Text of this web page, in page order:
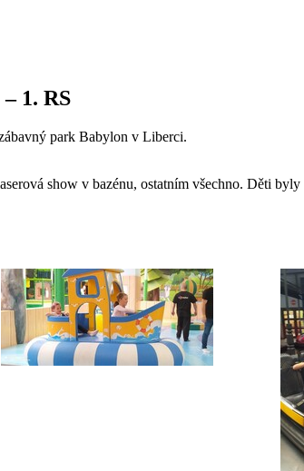
1. RS
park Babylon v Liberci.
show v bazénu, ostatním všechno. Děti